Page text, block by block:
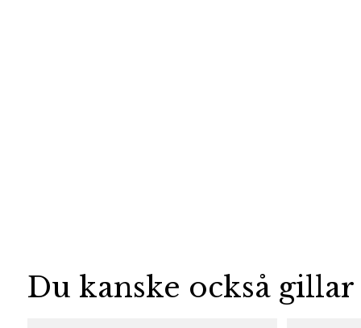
Du kanske också gillar